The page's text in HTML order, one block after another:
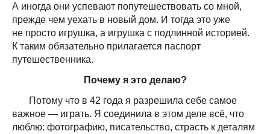
А иногда они успевают попутешествовать со мной,
прежде чем уехать в новый дом. И тогда это уже
не просто игрушка, а игрушка с подлинной историей.
К таким обязательно прилагается паспорт
путешественника.
Почему я это делаю?
Потому что в 42 года я разрешила себе самое
важное — играть. Я соединила в этом деле всё, что
люблю: фотографию, писательство, страсть к деталям